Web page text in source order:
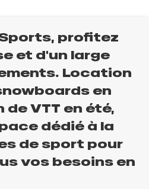
profitez
et d'un large
Location
en
VTT en été,
dédié à la
de sport pour
vos besoins en